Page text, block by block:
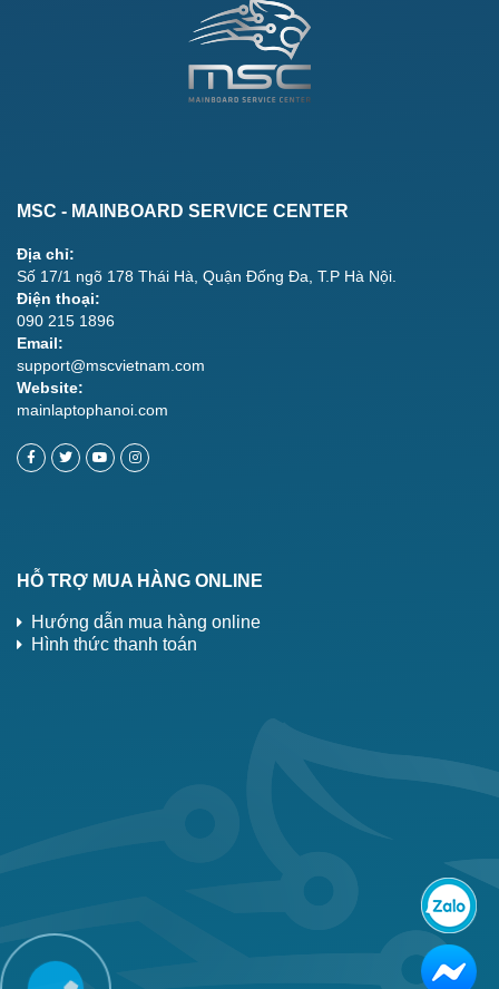
MSC - MAINBOARD SERVICE CENTER
Địa chỉ:
Số 17/1 ngõ 178 Thái Hà, Quận Đống Đa, T.P Hà Nội.
Điện thoại:
090 215 1896
Email:
support@mscvietnam.com
Website:
mainlaptophanoi.com
HỖ TRỢ MUA HÀNG ONLINE
Hướng dẫn mua hàng online
Hình thức thanh toán